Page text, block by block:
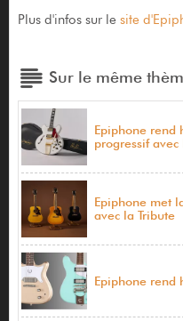
Plus d'infos sur le site
Sur le même
Epiphone rend
progressif avec
Epiphone met
avec la Tribute
Epiphone rend